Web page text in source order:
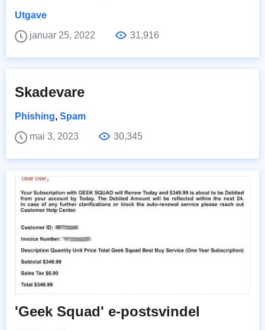
Utgave
januar 25, 2022
31,916
Skadevare
Phishing, Spam
mai 3, 2023
30,345
'Geek Squad' e-postsvindel